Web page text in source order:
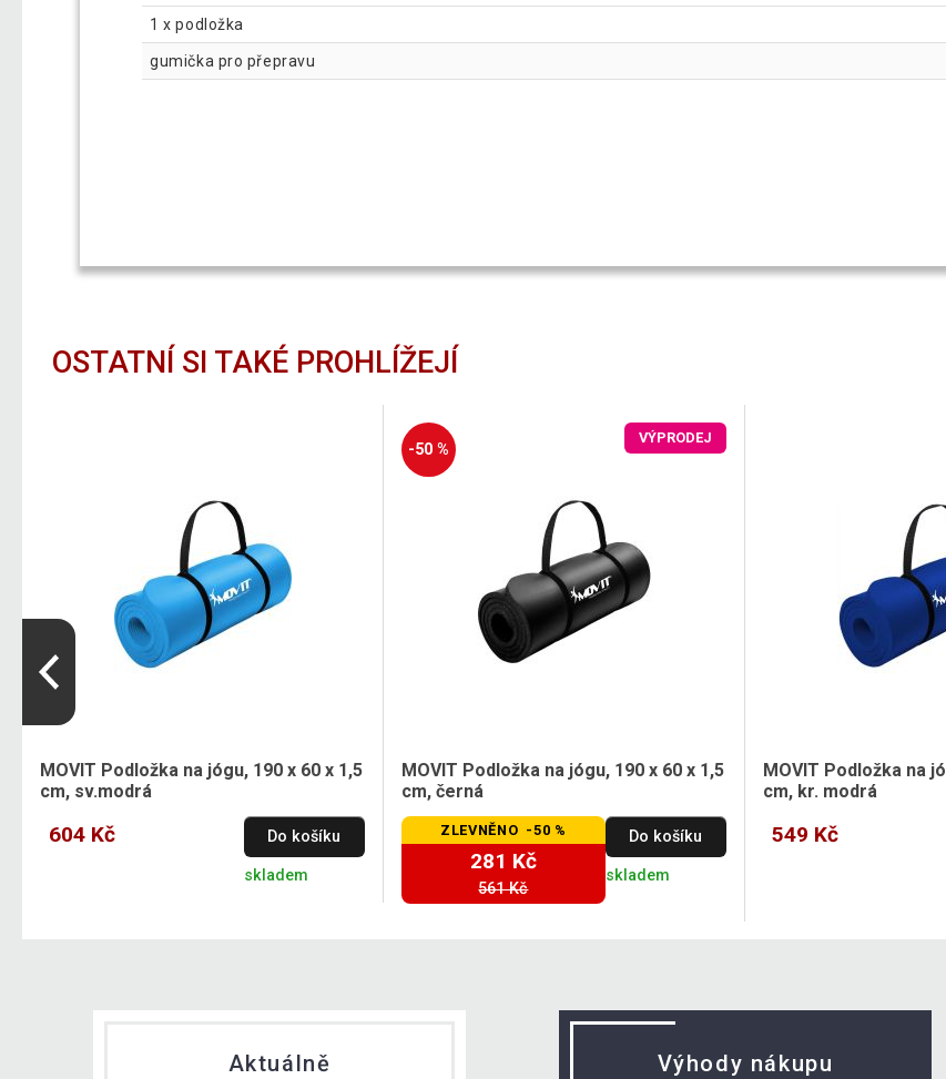
1 x podložka
gumička pro přepravu
OSTATNÍ SI TAKÉ PROHLÍŽEJÍ
MOVIT Podložka na jógu, 190 x 60 x 1,5
cm, sv.modrá
604 Kč Do košíku
skladem
-50 %
VÝPRODEJ
MOVIT Podložka na jógu, 190 x 60 x 1,5
cm, černá
ZLEVNĚNO -50 %
281 Kč
561 Kč
Do košíku
skladem
MOVIT Podložka na
cm, kr. modrá
549 Kč
Aktuálně Výhody nákupu